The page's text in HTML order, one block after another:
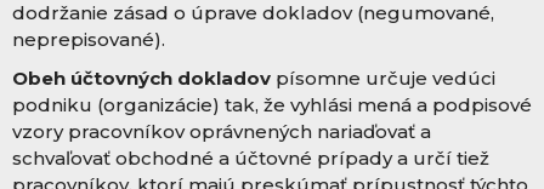
dodržanie zásad o úprave dokladov (negumované,
neprepisované).
Obeh účtovných dokladov písomne určuje vedúci
podniku (organizácie) tak, že vyhlási mená a podpisové
vzory pracovníkov oprávnených nariaďovať a
schvaľovať obchodné a účtovné prípady a určí tiež
pracovníkov, ktorí majú preskúmať prípustnosť týchto